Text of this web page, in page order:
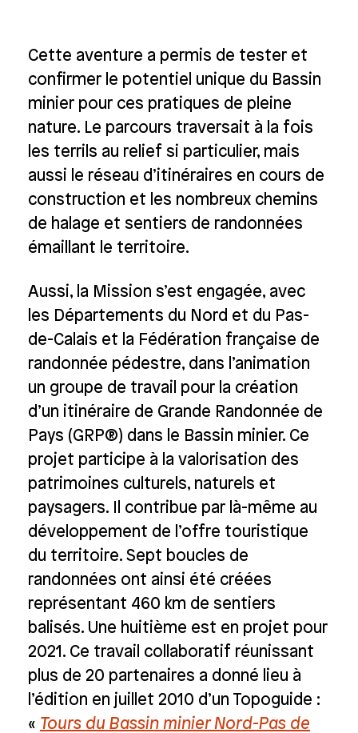
Cette aventure a permis de tester et
confirmer le potentiel unique du Bassin
minier pour ces pratiques de pleine
nature. Le parcours traversait à la fois
les terrils au relief si particulier, mais
aussi le réseau d’itinéraires en cours de
construction et les nombreux chemins
de halage et sentiers de randonnées
émaillant le territoire.
Aussi, la Mission s’est engagée, avec
les Départements du Nord et du Pas-
de-Calais et la Fédération française de
randonnée pédestre, dans l’animation
un groupe de travail pour la création
d’un itinéraire de Grande Randonnée de
Pays (GRP®) dans le Bassin minier. Ce
projet participe à la valorisation des
patrimoines culturels, naturels et
paysagers. Il contribue par là-même au
développement de l’offre touristique
du territoire. Sept boucles de
randonnées ont ainsi été créées
représentant 460 km de sentiers
balisés. Une huitième est en projet pour
2021. Ce travail collaboratif réunissant
plus de 20 partenaires a donné lieu à
l’édition en juillet 2010 d’un Topoguide :
« Tours du Bassin minier Nord-Pas de